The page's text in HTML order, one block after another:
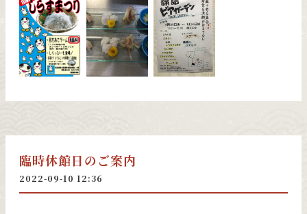
臨時休館日のご案内
2022-09-10 12:36